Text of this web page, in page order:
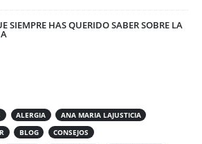
SIEMPRE HAS QUERIDO SABER SOBRE LA
ALERGIA
ANA MARIA LAJUSTICIA
BLOG
CONSEJOS